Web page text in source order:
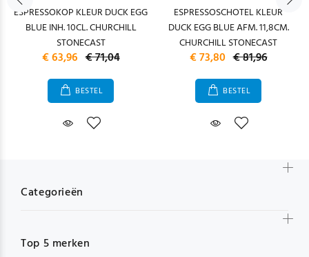
ESPRESSOKOP KLEUR DUCK EGG
BLUE INH. 10CL. CHURCHILL
STONECAST
€ 63,96 € 71,04
BESTEL
ESPRESSOSCHOTEL KLEUR
DUCK EGG BLUE AFM. 11,8CM.
CHURCHILL STONECAST
€ 73,80 € 81,96
BESTEL
Categorieën
Top 5 merken